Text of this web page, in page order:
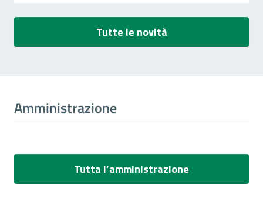
Tutte le novità
Amministrazione
Tutta l’amministrazione